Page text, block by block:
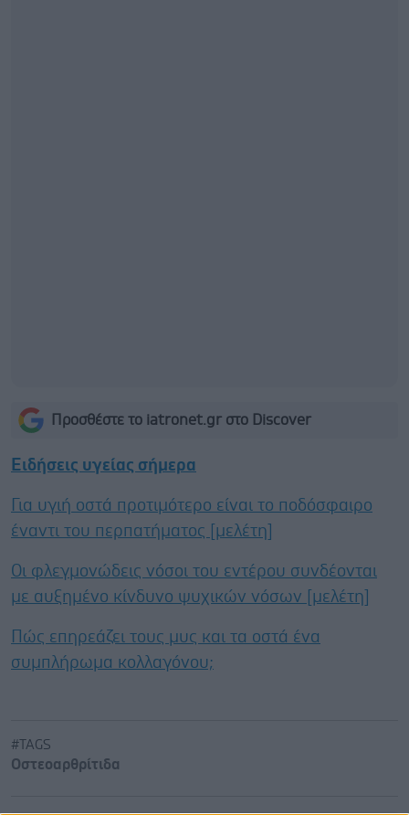
Προσθέστε το iatronet.gr στο Discover
Ειδήσεις υγείας σήμερα
Για υγιή οστά προτιμότερο είναι το ποδόσφαιρο
έναντι του περπατήματος [μελέτη]
Οι φλεγμονώδεις νόσοι του εντέρου συνδέονται
με αυξημένο κίνδυνο ψυχικών νόσων [μελέτη]
Πώς επηρεάζει τους μυς και τα οστά ένα
συμπλήρωμα κολλαγόνου;
#TAGS
Οστεοαρθρίτιδα